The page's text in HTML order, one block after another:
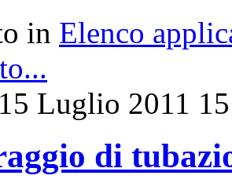
in Elenco
Luglio 2011
di